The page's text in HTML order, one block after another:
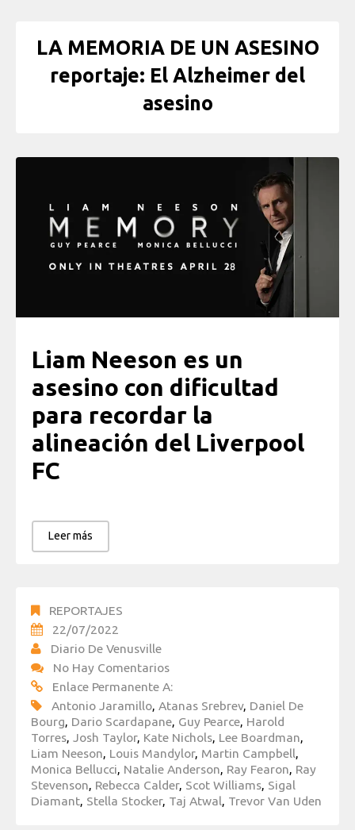
LA MEMORIA DE UN ASESINO
reportaje: El Alzheimer del
asesino
Liam Neeson es un
asesino con dificultad
para recordar la
alineación del Liverpool
FC
Leer más
REPORTAJES
22/07/2022
Diario De Venusville
No Hay Comentarios
Enlace Permanente A:
Antonio Jaramillo, Atanas Srebrev, Daniel De
Bourg, Dario Scardapane, Guy Pearce, Harold
Torres, Josh Taylor, Kate Nichols, Lee Boardman,
Liam Neeson, Louis Mandylor, Martin Campbell,
Monica Bellucci, Natalie Anderson, Ray Fearon, Ray
Stevenson, Rebecca Calder, Scot Williams, Sigal
Diamant, Stella Stocker, Taj Atwal, Trevor Van Uden